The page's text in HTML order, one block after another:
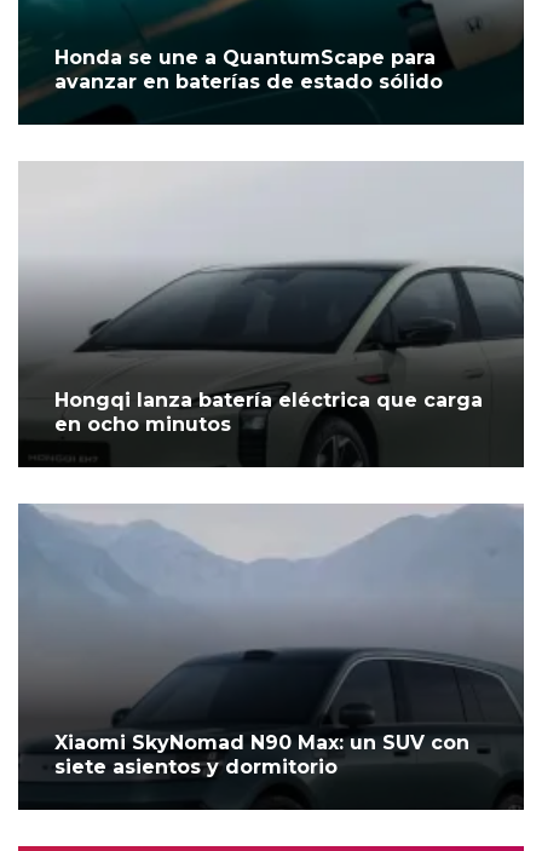
Honda se une a QuantumScape para
avanzar en baterías de estado sólido
Hongqi lanza batería eléctrica que carga
en ocho minutos
Xiaomi SkyNomad N90 Max: un SUV con
siete asientos y dormitorio